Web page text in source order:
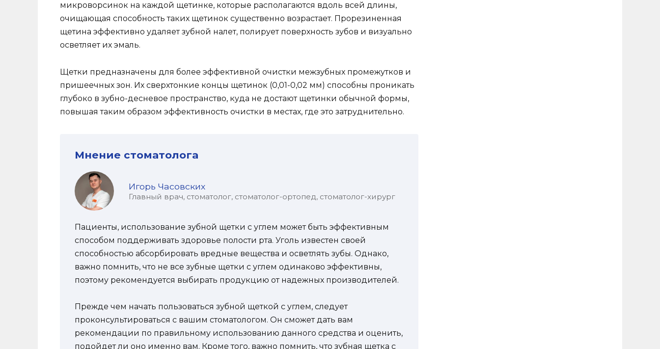
микроворсинок на каждой щетинке, которые располагаются вдоль всей длины,
очищающая способность таких щетинок существенно возрастает. Прорезиненная
щетина эффективно удаляет зубной налет, полирует поверхность зубов и визуально
осветляет их эмаль.
Щетки предназначены для более эффективной очистки межзубных промежутков и
пришеечных зон. Их сверхтонкие концы щетинок (0,01-0,02 мм) способны проникать
глубоко в зубно-десневое пространство, куда не достают щетинки обычной формы,
повышая таким образом эффективность очистки в местах, где это затруднительно.
Мнение стоматолога
Игорь Часовских
Главный врач, стоматолог, стоматолог-ортопед, стоматолог-хирург
Пациенты, использование зубной щетки с углем может быть эффективным
способом поддерживать здоровье полости рта. Уголь известен своей
способностью абсорбировать вредные вещества и осветлять зубы. Однако,
важно помнить, что не все зубные щетки с углем одинаково эффективны,
поэтому рекомендуется выбирать продукцию от надежных производителей.
Прежде чем начать пользоваться зубной щеткой с углем, следует
проконсультироваться с вашим стоматологом. Он сможет дать вам
рекомендации по правильному использованию данного средства и оценить,
подойдет ли оно именно вам. Кроме того, важно помнить, что зубная щетка с